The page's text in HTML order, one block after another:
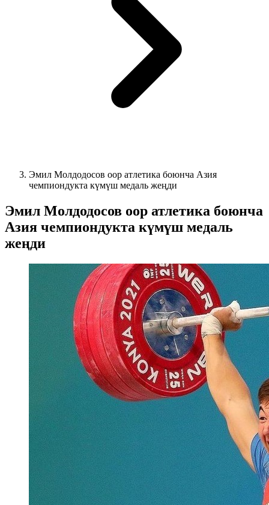
Эмил Молдодосов оор атлетика боюнча Азия
чемпиондукта күмүш медаль жеңди
Эмил Молдодосов оор атлетика боюнча
Азия чемпиондукта күмүш медаль
жеңди